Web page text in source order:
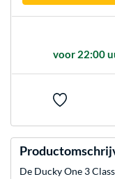
voor 22:00
De Ducky One 3